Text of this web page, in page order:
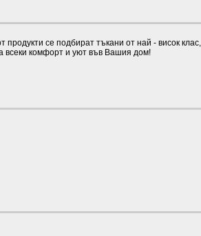
се подбират тъкани от най - висок клас,
всеки комфорт и уют във Вашия дом!